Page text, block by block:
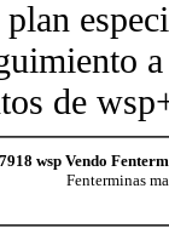
de
wsp Vendo
Fenterminas